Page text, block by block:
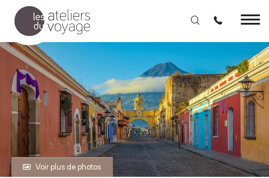
Aller au contenu principal
Voir plus de photos